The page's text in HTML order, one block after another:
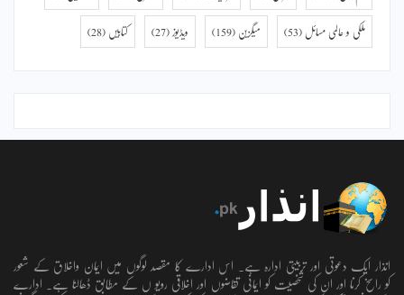
ملکی و عالمی مسائل (53) میگزین (159) ویڈیوز (27) کتابیں (28)
انذار ایک دعوتی اور تربیتی ادارہ ہے۔ اس ادارے کا مقصد لوگوں میں ایمان واخلاق کے شعور
کو راسخ کرنا اور ان کی شخصیت کو ایمانی تقاضوں اور اخلاقی رویو ں کے مطابق ڈھالنا ہے۔ ادارے